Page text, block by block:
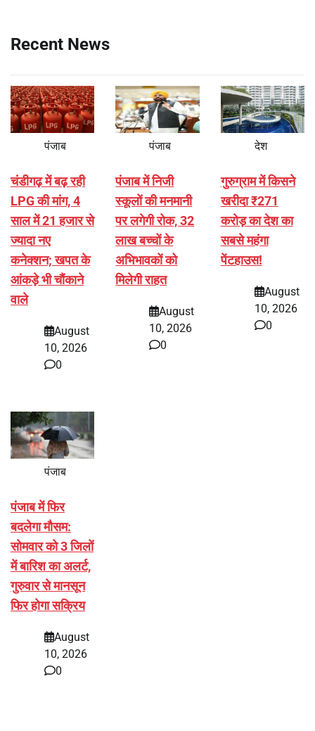
Recent News
पंजाब
चंडीगढ़ में बढ़ रही
LPG की मांग, 4
साल में 21 हजार से
ज्यादा नए
कनेक्शन; खपत के
आंकड़े भी चौंकाने
वाले
August
10, 2026
0
पंजाब
पंजाब में निजी
स्कूलों की मनमानी
पर लगेगी रोक, 32
लाख बच्चों के
अभिभावकों को
मिलेगी राहत
August
10, 2026
0
देश
गुरुग्राम में किसने
खरीदा ₹271
करोड़ का देश का
सबसे महंगा
पेंटहाउस!
August
10, 2026
0
पंजाब
पंजाब में फिर
बदलेगा मौसम:
सोमवार को 3 जिलों
में बारिश का अलर्ट,
गुरुवार से मानसून
फिर होगा सक्रिय
August
10, 2026
0